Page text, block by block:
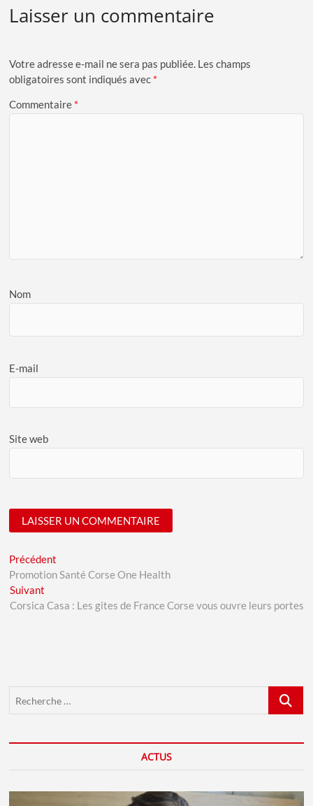
Laisser un commentaire
Votre adresse e-mail ne sera pas publiée. Les champs
obligatoires sont indiqués avec *
Commentaire *
Nom
E-mail
Site web
A
l
t
e
v
:
Navigation
de
l’article
Précédent
post:
Promotion Santé Corse One Health
SuivantNext
post:
Corsica Casa : Les gites de France Corse vous ouvre leurs portes
ACTUS